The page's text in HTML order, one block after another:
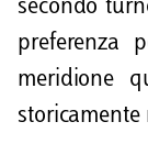
secondo
preferenza
meridione